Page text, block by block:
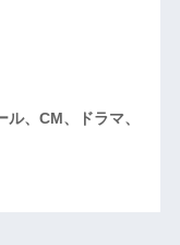
、CM、ドラマ、